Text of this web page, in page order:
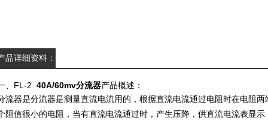
品详细资料：
、FL-2 40A/60mv分流器产品概述：
流器是分流器是测量直流电流用的，根据直流电流通过电阻时在电阻
阻值很小的电阻，当有直流电流通过时，产生压降，供直流电流表显示